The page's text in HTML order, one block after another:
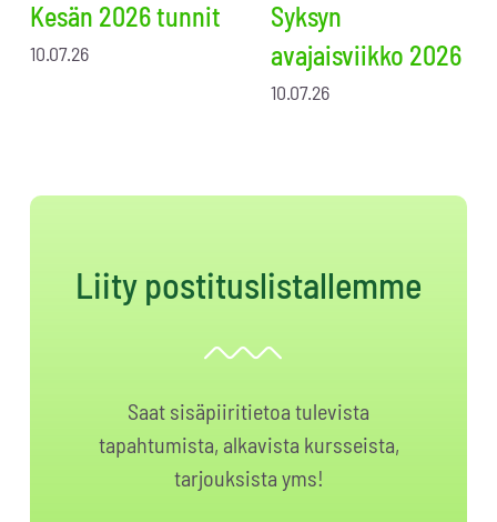
Kesän 2026 tunnit
10.07.26
Syksyn
avajaisviikko 2026
10.07.26
Liity postituslistallemme
Saat sisäpiiritietoa tulevista
tapahtumista, alkavista kursseista,
tarjouksista yms!